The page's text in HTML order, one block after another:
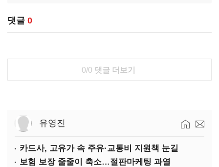
댓글 0
0/0 댓글 더보기
유영진
카드사, 고유가 속 주유·교통비 지원책 눈길
보험 보장 줄줄이 축소…절판마케팅 과열